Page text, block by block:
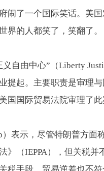
闹了一个国际笑话。美
界的人都笑了，笑翻了。
自由中心”（Liberty
提起。主要职责是审理
国国际贸易法院审理了
）表示，尽管特朗普方面
》（IEPPA），但关税并